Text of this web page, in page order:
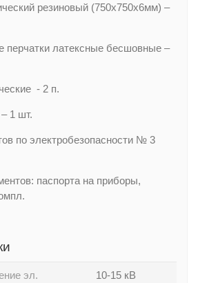
резиновый (750х750х6мм) –
перчатки латексные бесшовные –
- 2 п.
1 шт.
по электробезопасности № 3
паспорта на приборы,
эл.
10-15 кВ